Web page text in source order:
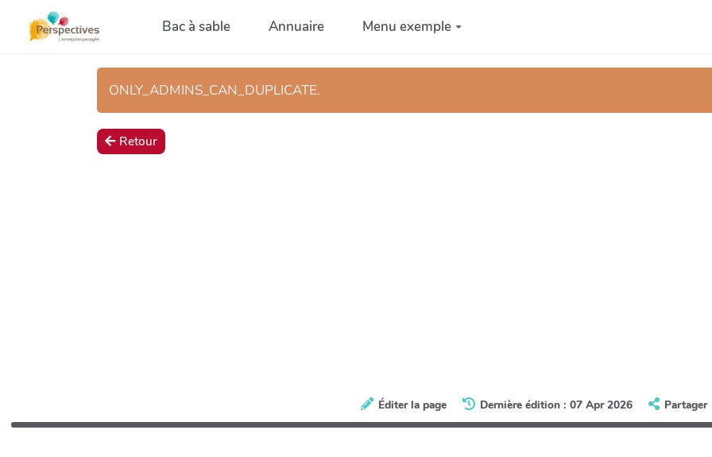
Aller au contenu principalBac à sable Annuaire Menu exemple
ONLY_ADMINS_CAN_DUPLICATE.
Retour
Éditer la page Dernière édition : 07 Apr 2026 Partager